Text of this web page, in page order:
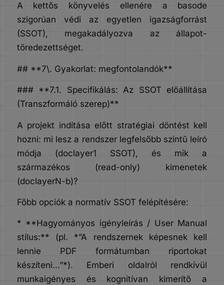
A kettős könyvelés ellenére a basode
szigorúan védi az egyetlen igazságforrást
(SSOT), megakadályozva az állapot-
töredezettséget.
## **7\. Gyakorlat: megfontolandók**
### **7.1. Specifikálás: Az SSOT előállítása
(Transzformáló szerep)**
A projekt indítása előtt stratégiai döntést kell
hozni: mi lesz a rendszer legfelsőbb szintű leíró
módja (doclayer1 SSOT), és mik a
származékos (read-only) kimenetek
(doclayerN-b)?
Főbb opciók a normatív SSOT felépítésére:
* **Hagyományos igényleírás / User Manual
stílus:** (pl. *”A rendszernek képesnek kell
lennie PDF formátumban riportokat
készíteni…”*). Emberi oldalról rendkívül
munkaigényes és kognitívan kimerítő a